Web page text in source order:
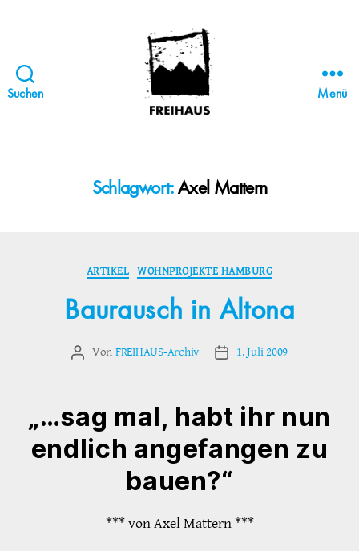
Suchen
STATTBAU
HAMBURG
Menü
Schlagwort: Axel Mattern
Kategorien
ARTIKEL WOHNPROJEKTE HAMBURG
Baurausch in Altona
Beitragsautor
Von FREIHAUS-Archiv Veröffentlichungsdatum
1. Juli 2009
„…sag mal, habt ihr nun
endlich angefangen zu
bauen?“
*** von Axel Mattern ***